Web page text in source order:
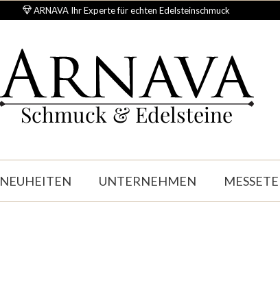
ARNAVA Ihr Experte für echten Edelsteinschmuck
Schmuck & Edelsteine
NEUHEITEN UNTERNEHMEN